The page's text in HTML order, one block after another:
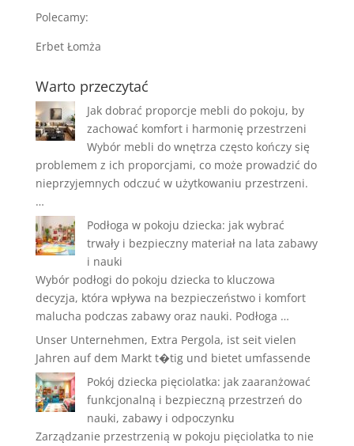
Polecamy:
Erbet Łomża
Warto przeczytać
Jak dobrać proporcje mebli do pokoju, by
zachować komfort i harmonię przestrzeni
Wybór mebli do wnętrza często kończy się
problemem z ich proporcjami, co może prowadzić do
nieprzyjemnych odczuć w użytkowaniu przestrzeni.
…
Podłoga w pokoju dziecka: jak wybrać
trwały i bezpieczny materiał na lata zabawy
i nauki
Wybór podłogi do pokoju dziecka to kluczowa
decyzja, która wpływa na bezpieczeństwo i komfort
malucha podczas zabawy oraz nauki. Podłoga …
Unser Unternehmen, Extra Pergola, ist seit vielen
Jahren auf dem Markt t�tig und bietet umfassende
Pokój dziecka pięciolatka: jak zaaranżować
funkcjonalną i bezpieczną przestrzeń do
nauki, zabawy i odpoczynku
Zarządzanie przestrzenią w pokoju pięciolatka to nie